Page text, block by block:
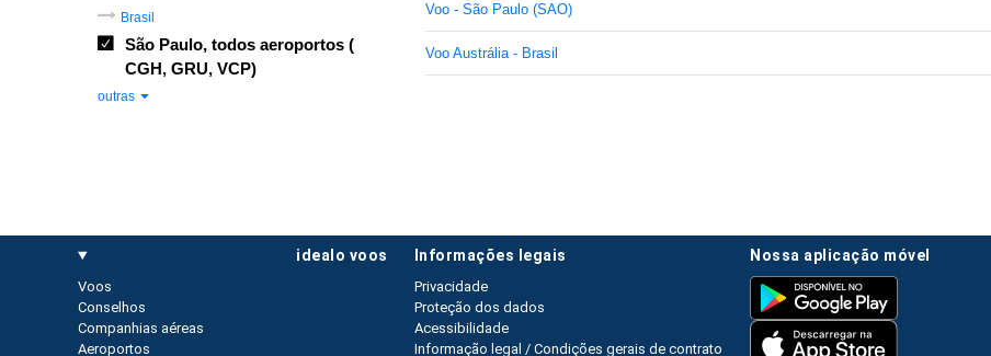
Voo - São Paulo (SAO)
Voo Austrália - Brasil
Brasil
São Paulo, todos aeroportos (
CGH, GRU, VCP)
outras
idealo voos
Voos
Conselhos
Companhias aéreas
Aeroportos
nossa aplicação móvel
informações legais
Privacidade
Proteção dos dados
Acessibilidade
Informação legal / Condições gerais de contrato